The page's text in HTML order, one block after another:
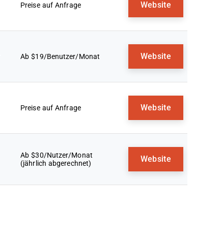
Preise auf Anfrage Website
Ab $19/Benutzer/Monat Website
Preise auf Anfrage Website
Ab $30/Nutzer/Monat
(jährlich abgerechnet)
Website